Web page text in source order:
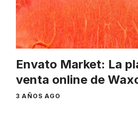
Envato Market: La
venta online de
3 AÑOS AGO